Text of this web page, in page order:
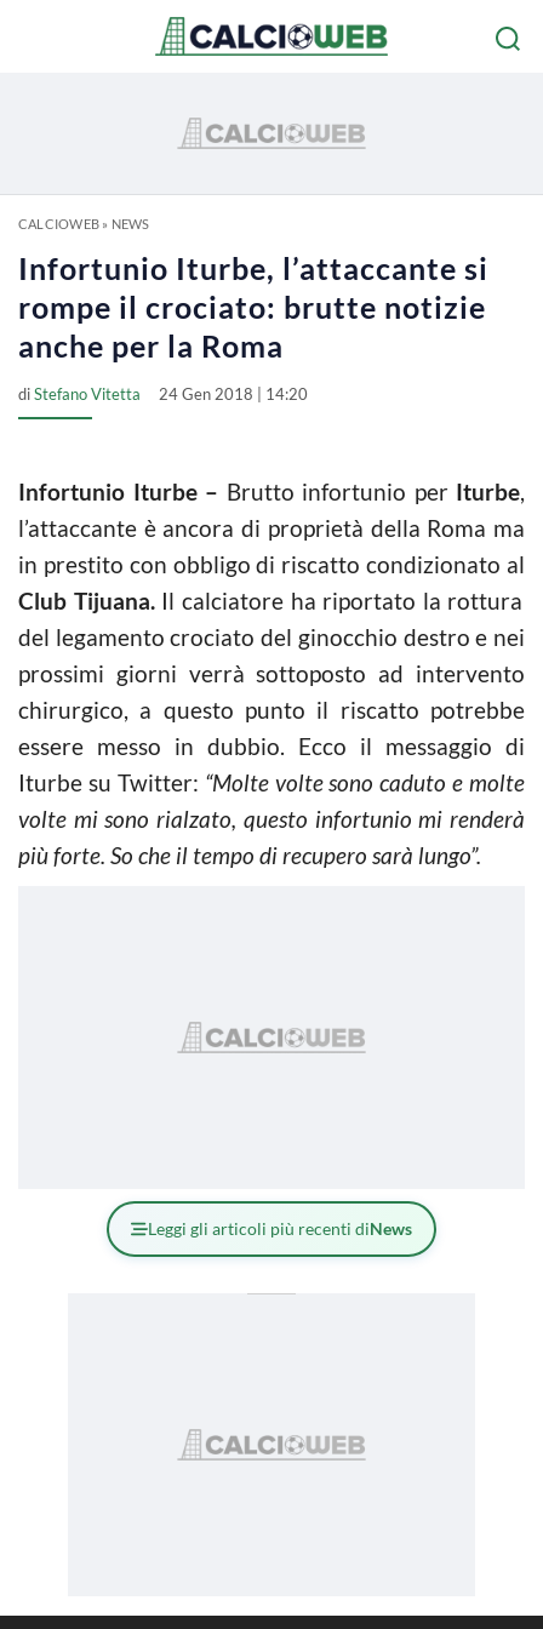
CALCIOWEB» NEWS
Infortunio Iturbe, l’attaccante si
rompe il crociato: brutte notizie
anche per la Roma
diStefano Vitetta 24 Gen 2018 | 14:20
Infortunio Iturbe – Brutto infortunio per Iturbe,
l’attaccante è ancora di proprietà della Roma ma
in prestito con obbligo di riscatto condizionato al
Club Tijuana.Il calciatore ha riportato la rottura
del legamento crociato del ginocchio destro e nei
prossimi giorni verrà sottoposto ad intervento
chirurgico, a questo punto il riscatto potrebbe
essere messo in dubbio. Ecco il messaggio di
Iturbe su Twitter: “Molte volte sono caduto e molte
volte mi sono rialzato, questo infortunio mi renderà
più forte. So che il tempo di recupero sarà lungo”.
Leggi gli articoli più recenti diNews